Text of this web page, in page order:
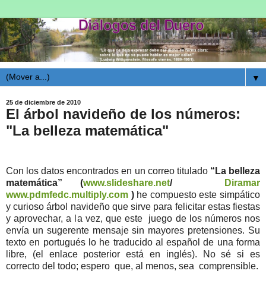
▼
25 de diciembre de 2010
El árbol navideño de los números:
"La belleza matemática"
Con los datos encontrados en un correo titulado “La belleza
matemática” (www.slideshare.net/
Diramar
www.pdmfedc.multiply.com ) he compuesto este simpático
y curioso árbol navideño que sirve para felicitar estas fiestas
y aprovechar, a la vez, que este juego de los números nos
envía un sugerente mensaje sin mayores pretensiones. Su
texto en portugués lo he traducido al español de una forma
libre, (el enlace posterior está en inglés). No sé si es
correcto del todo; espero que, al menos, sea comprensible.